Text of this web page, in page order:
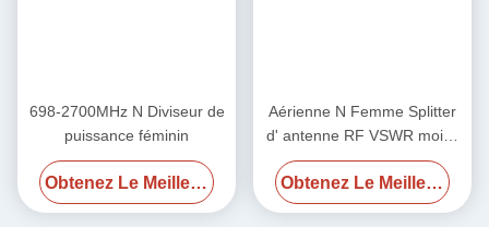
698-2700MHz N Diviseur de
puissance féminin
Obtenez Le Meilleur Prix
Aérienne N Femme Splitter
d' antenne RF VSWR moins
1,25 / moins 1,3 700-
4000MHz
Obtenez Le Meilleur Prix